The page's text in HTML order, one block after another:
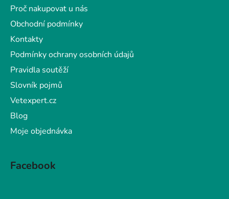
Proč nakupovat u nás
Obchodní podmínky
Kontakty
Podmínky ochrany osobních údajů
Pravidla soutěží
Slovník pojmů
Vetexpert.cz
Blog
Moje objednávka
Facebook